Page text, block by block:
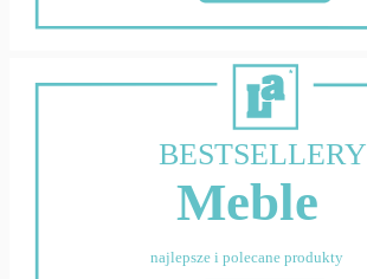
BESTSELLERY
Meble
najlepsze i polecane produkty